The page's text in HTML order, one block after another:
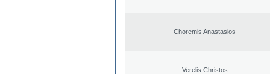
Choremis Anastasios
Verelis Christos